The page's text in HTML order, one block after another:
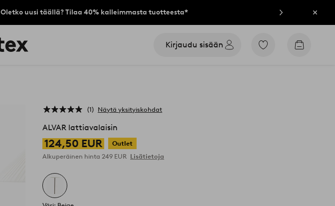
Oletko uusi täällä? Tilaa 40% kalleimmasta tuotteesta* Sulje
Kirjaudu sisään
Siirry
Siirry
1 Näytä yksityiskohdat
ALVAR lattiavalaisin
124,50 EUR
Outlet
Alkuperäinen hinta 249 EUR Lisätietoja